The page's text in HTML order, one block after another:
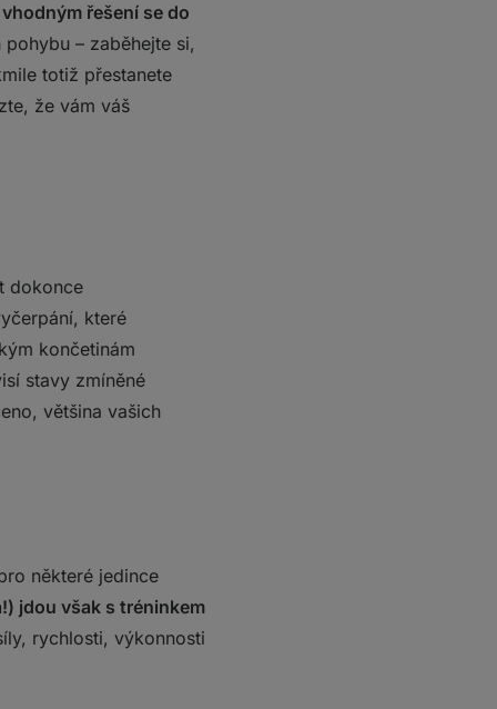
řešení se do
– zaběhejte si,
totiž přestanete
že vám váš
dokonce
které
končetinám
stavy zmíněné
většina vašich
některé jedince
jdou však s tréninkem
rychlosti, výkonnosti